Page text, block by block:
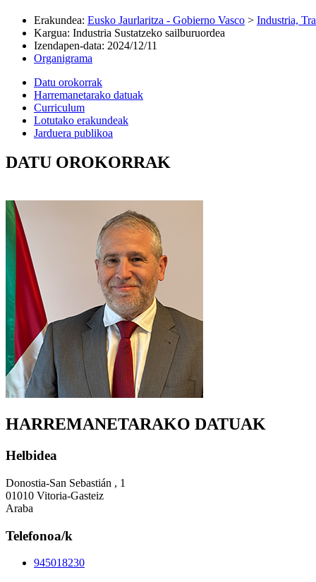
Erakundea: Eusko Jaurlaritza - Gobierno Vasco > Industria,
Kargua: Industria Sustatzeko sailburuordea
Izendapen-data: 2024/12/11
Organigrama
Datu orokorrak
Harremanetarako datuak
Curriculum
Lotutako erakundeak
Jarduera publikoa
DATU OROKORRAK
HARREMANETARAKO DATUAK
Helbidea
Donostia-San Sebastián , 1
01010 Vitoria-Gasteiz
Araba
Telefonoa/k
945018230